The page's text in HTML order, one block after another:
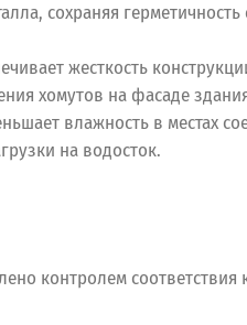
сохраняя герметичность
жесткость
хомутов на фасаде
влажность в местах
на водосток.
контролем соответствия